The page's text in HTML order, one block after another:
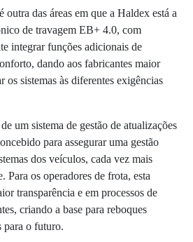
das áreas em que a Haldex está a
de travagem EB+ 4.0, com
integrar funções adicionais de
dando aos fabricantes maior
os sistemas às diferentes exigências
um sistema de gestão de atualizações
para assegurar uma gestão
dos veículos, cada vez mais
Para os operadores de frota, esta
transparência e em processos de
criando a base para reboques
para o futuro.